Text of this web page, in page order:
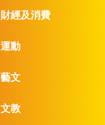
財經及消費
運動
藝文
文教